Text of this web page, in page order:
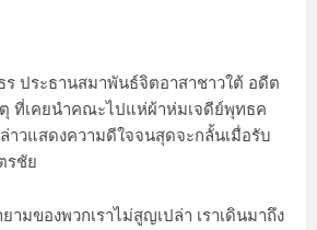
ร ประธานสมาพันธ์จิตอาสาชาวใต้ อดีต
ที่เคยนำคณะไปแห่ผ้าห่มเจดีย์พุทธค
าวแสดงความดีใจจนสุดจะกลั้นเมื่อรับ
รชัย
ามของพวกเราไม่สูญเปล่า เราเดินมาถึง